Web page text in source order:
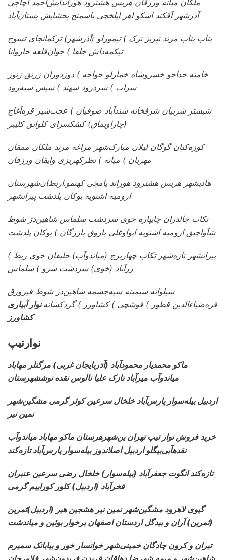
آذرشهر آقکند اسکو اهر ایلخچی باسمنج بخشایش بستان‌آباد
بناب بناب مرند تبریز ترک ) تیمورلو (آذرشهر) ترکمانچای تسوج
تیکمه‌داش جلفا ) جوان‌قلعه خاروانا
خامنه خداجو خسروشاه خمارلو خواجه ) دوزدوزان زرنق زنوز
سراب ) سردرود سهند ) سیس سیه‌رود
شبستر شربیان شرفخانه شندآباد صوفیان ) عجب‌شیر قره‌آغاج
(چاراویماق) کشکسرای کلوانق کلیبر
کوزه‌کنان گوگان لیلان مبارک‌شهر مراغه مرند ملکان ممقان
مهربان ) میانه ) نظرکهریزی وایقان ورزقان
هادیشهر هریس هشترود هوراند یامچی کهنمو.اﺭﺑﻂﺎﻥشهرستان
ارومیه اشنویه بوکان پلدشت پیرانشهر
تکاب چالدران چایپاره خوی سردشت سلماس شاهین‌دژ شوط
شآواجیق ارومیه اشنویه ایواوغلی باروق بازرگان ) بوکان پلدشت
پیرانشهر تازه‌شهر تکاب چهاربرج (میاندوآب) خلیفان خوی ربط )
زرآباد (خوی) سردشت سرو ) سلماس
سیلوانه سیمینه سیه‌چشمه شاهین‌دژ شوط فیرورق
قره‌ضیاءالدین قطور ) قوشچی ) کشاورز ) گردکشانهنوار آبیاری
کشاورز
نوارتیپ
ماکو محمدیار محمودآباد (آذربایجان غربی) مرگنلر مهاباد
میاندوآب میرآباد نازک علیا نالوس نقده نوششهرستان
اردبیل بیله‌سوار پارس‌آباد خلخال سرعین کوثر گرمی مشگین‌شهر
نمین نیر
خرید فروش نوار تیپ تهرانین‌شهرهرستان ماکو مهاباد میاندوآب
نقدهآبی‌بیگلو اردبیل اصلاندوز بیله‌سوار پارس‌آباد تازه‌کند
تازه‌کند انگوت جعفرآباد (بیله‌سوار) خلخال رضی سرعین عنبران
فخرآباد (اردبیل) کلور کوراییم گرمی
گیوی لاهرود مشگین‌شهر نمین نیر هشجین هیر (اردبیل)ثمرین
(ثمرین) آران و بیدگل اردستان اصفهان برخوار بوئین و میاندشت
تیران و کرون چادگان خمینی‌شهر خوانسار خور و بیابانک سمیرم